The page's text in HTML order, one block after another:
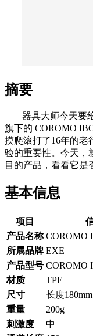
摘要
器具大师今天要
旗下的 COROMO
摸爬滚打了16年的老
验的重要性。今天，
目的产品，看看它是
基本信息
项目
产品名称 COROMO
所属品牌 EXE
产品型号 COROMO
材质
TPE
尺寸
长度
重量
200g
刺激度
中